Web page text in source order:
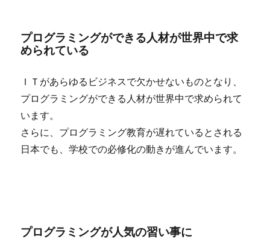
プログラミングができる人材が世界中で求
められている
ＩＴがあらゆるビジネスで欠かせないものとなり、
プログラミングができる人材が世界中で求められて
います。
さらに、プログラミング教育が遅れているとされる
日本でも、学校での必修化の動きが進んでいます。
プログラミングが人気の習い事に